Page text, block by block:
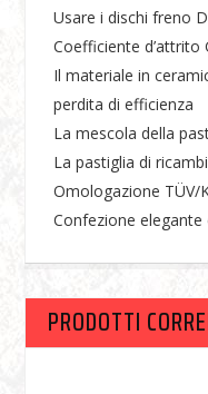
Usare i dischi freno
Coefficiente
Il materiale in
perdita di efficienza
La mescola della
La pastiglia di
Omologazione TÜV/
Confezione
PRODOTTI